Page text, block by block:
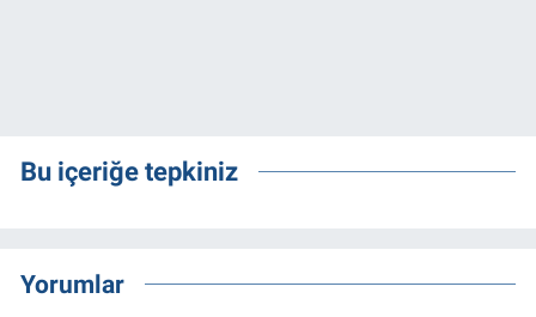
Bu içeriğe tepkiniz
Yorumlar